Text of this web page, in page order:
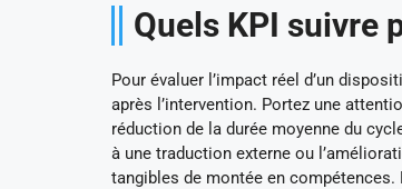
Quels KPI suivre
Pour évaluer l’impact réel d’un
après l’intervention. Portez une
réduction de la durée moyenne du
à une traduction externe ou
tangibles de montée en